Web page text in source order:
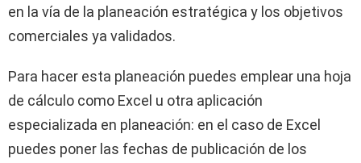
en la vía de la planeación estratégica y los objetivos
comerciales ya validados.
Para hacer esta planeación puedes emplear una hoja
de cálculo como Excel u otra aplicación
especializada en planeación: en el caso de Excel
puedes poner las fechas de publicación de los